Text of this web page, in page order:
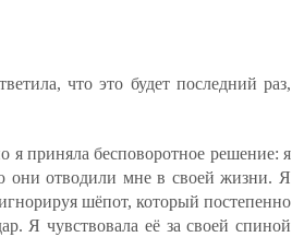
что это будет последний раз,
приняла бесповоротное решение: я
они отводили мне в своей жизни. Я
шёпот, который постепенно
Я чувствовала её за своей спиной